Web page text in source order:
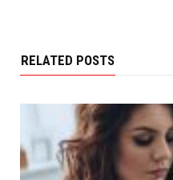
RELATED POSTS